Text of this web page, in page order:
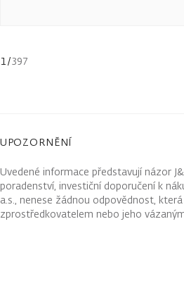
1/397
UPOZORNĚNÍ
Uvedené informace představují názor
poradenství, investiční doporučení k
a.s., nenese žádnou odpovědnost,
zprostředkovatelem nebo jeho